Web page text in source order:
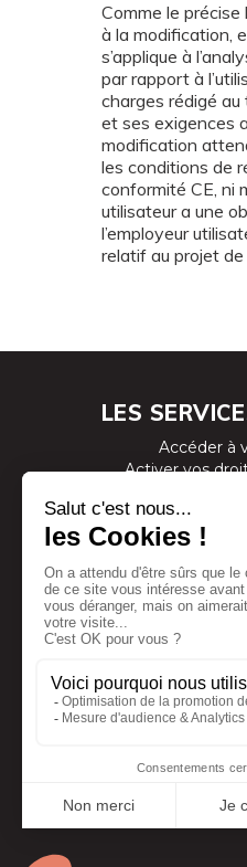
Comme le
à la modification,
s’applique à
par rapport à
charges rédigé au
et ses exigences
modification
les conditions de
conformité CE, ni
utilisateur a une
l’employeur
relatif au projet
LES
Accéder à
Activer vos
Consulter
S’inscrire
Devenir
Se connecter à
Nous